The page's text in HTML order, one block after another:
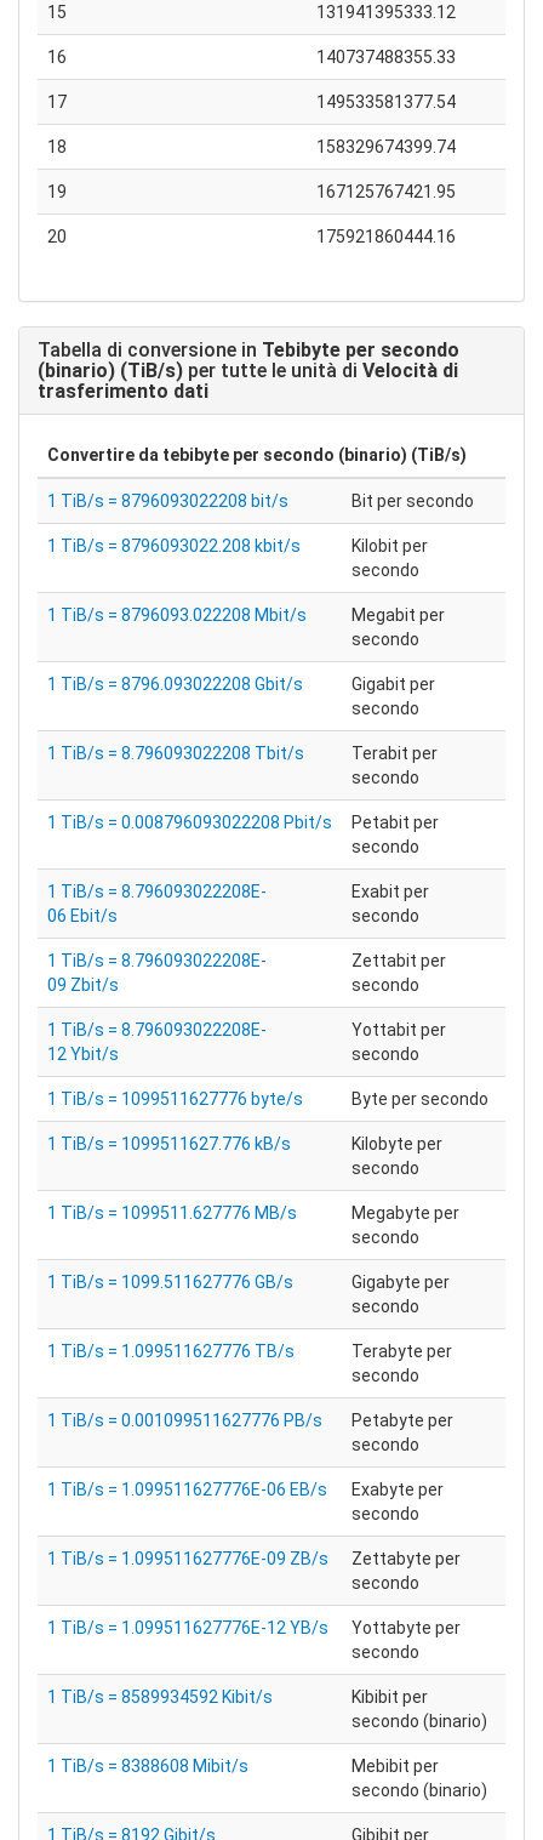
15 131941395333.12
16 140737488355.33
17 149533581377.54
18 158329674399.74
19 167125767421.95
20 175921860444.16
Tabella di conversione in Tebibyte per secondo
(binario) (TiB/s) per tutte le unità di Velocità di
trasferimento dati
Convertire da tebibyte per secondo (binario) (TiB/s)
1 TiB/s = 8796093022208 bit/s Bit per secondo
1 TiB/s = 8796093022.208 kbit/s
Kilobit per
secondo
1 TiB/s = 8796093.022208 Mbit/s
Megabit per
secondo
1 TiB/s = 8796.093022208 Gbit/s
Gigabit per
secondo
1 TiB/s = 8.796093022208 Tbit/s
Terabit per
secondo
1 TiB/s = 0.008796093022208 Pbit/s
Petabit per
secondo
1 TiB/s = 8.796093022208E-
06 Ebit/s
Exabit per
secondo
1 TiB/s = 8.796093022208E-
09 Zbit/s
Zettabit per
secondo
1 TiB/s = 8.796093022208E-
12 Ybit/s
Yottabit per
secondo
1 TiB/s = 1099511627776 byte/s Byte per secondo
1 TiB/s = 1099511627.776 kB/s
Kilobyte per
secondo
1 TiB/s = 1099511.627776 MB/s
Megabyte per
secondo
1 TiB/s = 1099.511627776 GB/s
Gigabyte per
secondo
1 TiB/s = 1.099511627776 TB/s
Terabyte per
secondo
1 TiB/s = 0.001099511627776 PB/s
Petabyte per
secondo
1 TiB/s = 1.099511627776E-06 EB/s
Exabyte per
secondo
1 TiB/s = 1.099511627776E-09 ZB/s
Zettabyte per
secondo
1 TiB/s = 1.099511627776E-12 YB/s
Yottabyte per
secondo
1 TiB/s = 8589934592 Kibit/s
Kibibit per
secondo (binario)
1 TiB/s = 8388608 Mibit/s
Mebibit per
secondo (binario)
1 TiB/s = 8192 Gibit/s Gibibit per